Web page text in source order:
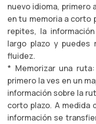
nuevo idioma, primero
en tu memoria a corto
repites, la
largo plazo y puedes
fluidez.
* Memorizar una
primero la ves en un
información sobre la
corto plazo. A medida
información se